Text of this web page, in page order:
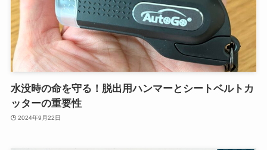
水没時の命を守る！脱出用ハンマーとシートベルトカ
ッターの重要性
2024年9月22日